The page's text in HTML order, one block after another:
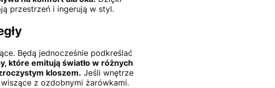
przestrzeń i ingerują w styl.
Będą jednocześnie podkreślać
które emitują światło w różnych
kloszem. Jeśli wnętrze
z ozdobnymi żarówkami.